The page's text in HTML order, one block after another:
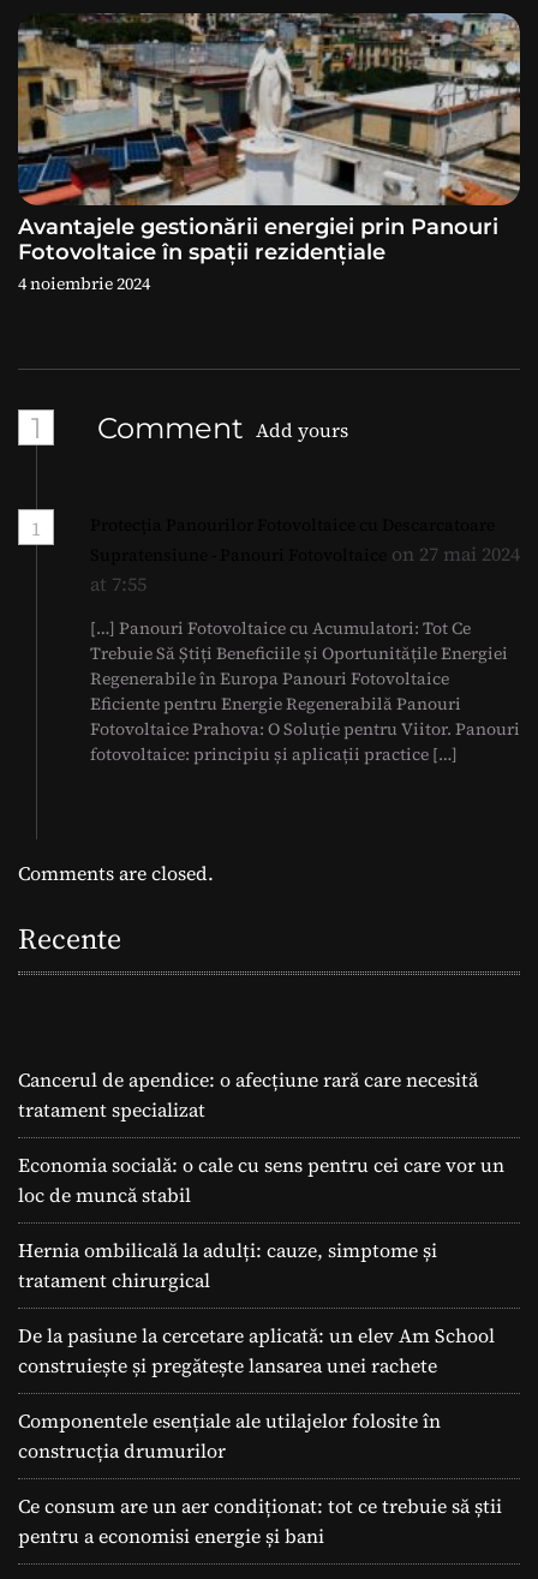
Avantajele gestionării energiei prin Panouri
Fotovoltaice în spații rezidențiale
4 noiembrie 2024
1 Comment Add yours
1
on 27 mai 2024
at 7:55
[…] Panouri Fotovoltaice cu Acumulatori: Tot Ce
Trebuie Să Știți Beneficiile și Oportunitățile Energiei
Regenerabile în Europa Panouri Fotovoltaice
Eficiente pentru Energie Regenerabilă Panouri
Fotovoltaice Prahova: O Soluție pentru Viitor. Panouri
fotovoltaice: principiu și aplicații practice […]
Comments are closed.
Recente
Cancerul de apendice: o afecțiune rară care necesită
tratament specializat
Economia socială: o cale cu sens pentru cei care vor un
loc de muncă stabil
Hernia ombilicală la adulți: cauze, simptome și
tratament chirurgical
De la pasiune la cercetare aplicată: un elev Am School
construiește și pregătește lansarea unei rachete
Componentele esențiale ale utilajelor folosite în
construcția drumurilor
Ce consum are un aer condiționat: tot ce trebuie să știi
pentru a economisi energie și bani